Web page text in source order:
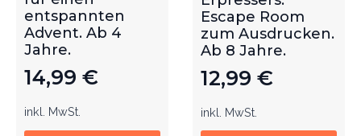
entspannten
Advent. Ab 4
Jahre.
14,99 €
inkl. MwSt.
Escape Room
zum Ausdrucken.
Ab 8 Jahre.
12,99 €
inkl. MwSt.